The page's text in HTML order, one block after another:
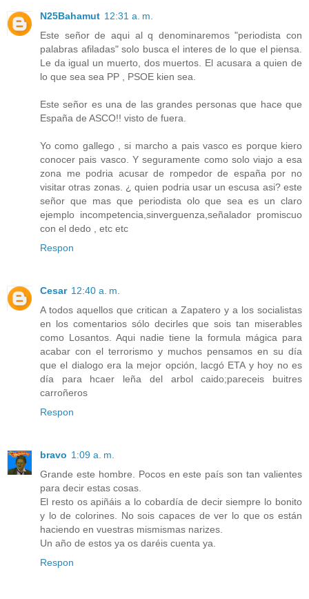
N25Bahamut 12:31 a. m.
Este señor de aqui al q denominaremos "periodista con
palabras afiladas" solo busca el interes de lo que el piensa.
Le da igual un muerto, dos muertos. El acusara a quien de
lo que sea sea PP , PSOE kien sea.
Este señor es una de las grandes personas que hace que
España de ASCO!! visto de fuera.
Yo como gallego , si marcho a pais vasco es porque kiero
conocer pais vasco. Y seguramente como solo viajo a esa
zona me podria acusar de rompedor de españa por no
visitar otras zonas. ¿ quien podria usar un escusa asi? este
señor que mas que periodista olo que sea es un claro
ejemplo incompetencia,sinverguenza,señalador promiscuo
con el dedo , etc etc
Respon
Cesar 12:40 a. m.
A todos aquellos que critican a Zapatero y a los socialistas
en los comentarios sólo decirles que sois tan miserables
como Losantos. Aqui nadie tiene la formula mágica para
acabar con el terrorismo y muchos pensamos en su día
que el dialogo era la mejor opción, lacgó ETA y hoy no es
día para hcaer leña del arbol caido;pareceis buitres
carroñeros
Respon
bravo 1:09 a. m.
Grande este hombre. Pocos en este país son tan valientes
para decir estas cosas.
El resto os apiñáis a lo cobardía de decir siempre lo bonito
y lo de colorines. No sois capaces de ver lo que os están
haciendo en vuestras mismismas narizes.
Un año de estos ya os daréis cuenta ya.
Respon